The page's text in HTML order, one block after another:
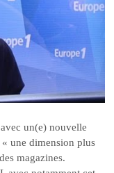
un(e) nouvelle
une dimension plus
magazines.